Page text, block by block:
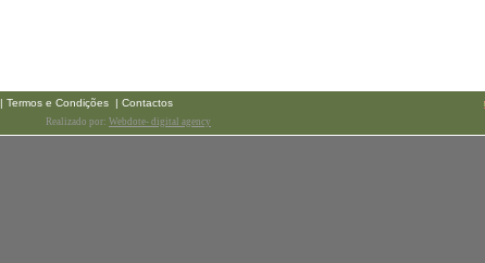
| Termos e Condições | Contactos
Realizado por: Webdote- digital agency